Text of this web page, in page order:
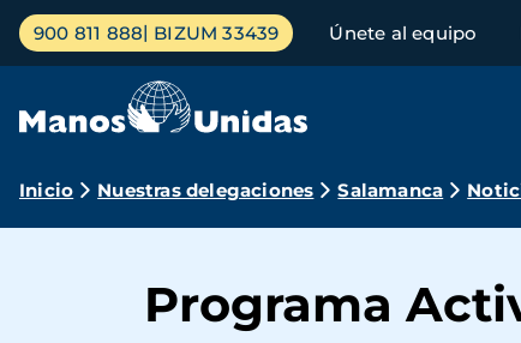
Pasar
contenido
Menú
principal
900 811 888 BIZUM 33439 Únete al equipo
Ruta
navegación
Inicio Nuestras delegaciones Salamanca
Programa